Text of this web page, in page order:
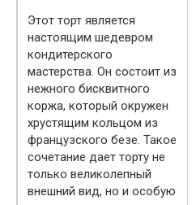
Этот торт является
настоящим шедевром
кондитерского
мастерства. Он состоит из
нежного бисквитного
коржа, который окружен
хрустящим кольцом из
французского безе. Такое
сочетание дает торту не
только великолепный
внешний вид, но и особую